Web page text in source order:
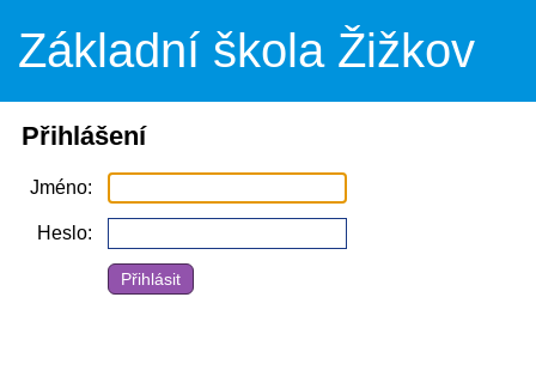
Základní škola Žižkov
Přihlášení
Jméno
Heslo